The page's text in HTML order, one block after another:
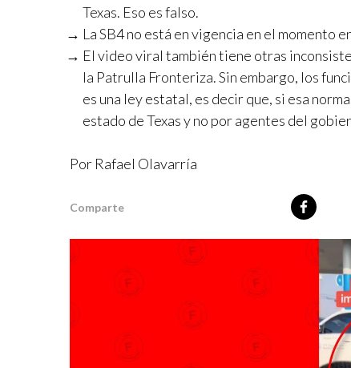
Texas. Eso es falso.
La SB4 no está en vigencia en el momento
El video viral también tiene otras
la Patrulla Fronteriza. Sin embargo, los
es una ley estatal, es decir que, si esa
estado de Texas y no por agentes del
Por Rafael Olavarría
Comparte